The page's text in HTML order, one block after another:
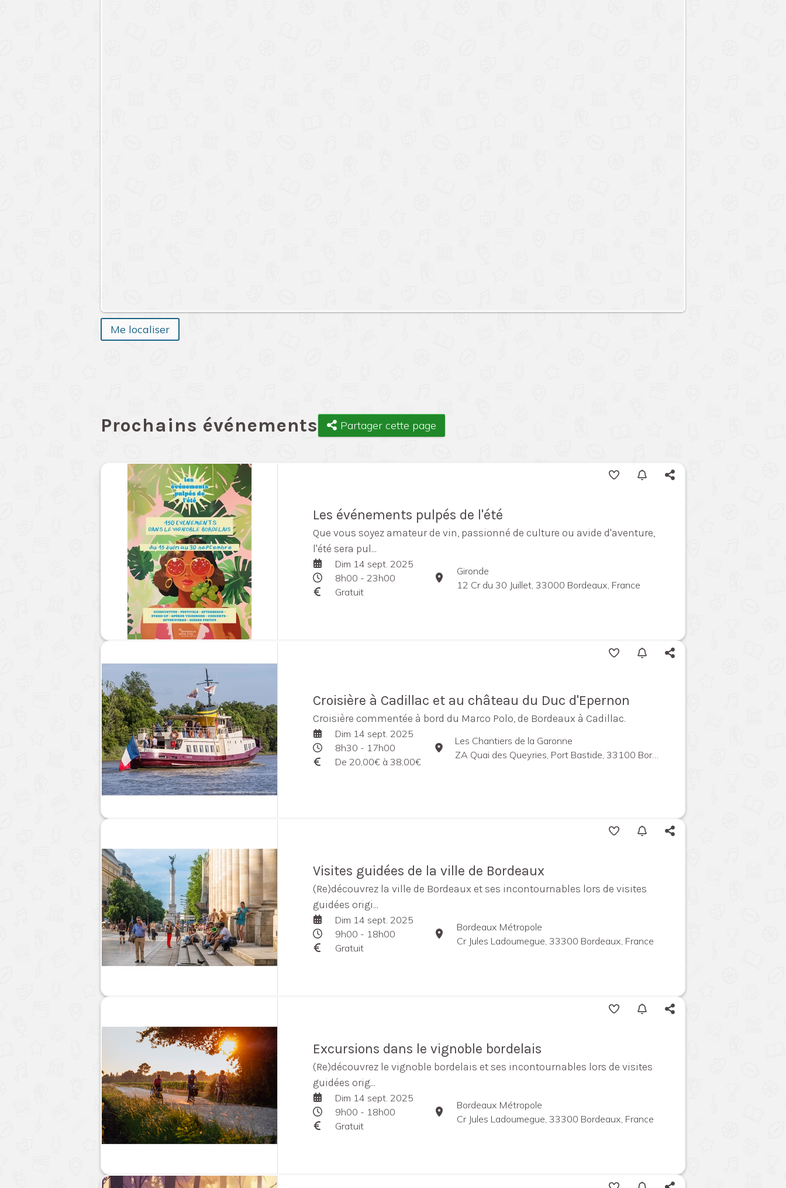
Me localiser
Prochains événements Partager cette page
Les événements pulpés de l'été
Que vous soyez amateur de vin, passionné de culture ou avide d'aventure,
l'été sera pul...
Dim 14 sept. 2025
8h00 - 23h00
Gratuit
Gironde
12 Cr du 30 Juillet, 33000 Bordeaux, France
Croisière à Cadillac et au château du Duc d'Epernon
Croisière commentée à bord du Marco Polo, de Bordeaux à Cadillac.
Dim 14 sept. 2025
8h30 - 17h00
De 20,00€ à 38,00€
Les Chantiers de la Garonne
ZA Quai des Queyries, Port Bastide, 33100 Bordeaux, France
Visites guidées de la ville de Bordeaux
(Re)découvrez la ville de Bordeaux et ses incontournables lors de visites
guidées origi...
Dim 14 sept. 2025
9h00 - 18h00
Gratuit
Bordeaux Métropole
Cr Jules Ladoumegue, 33300 Bordeaux, France
Excursions dans le vignoble bordelais
(Re)découvrez le vignoble bordelais et ses incontournables lors de visites
guidées orig...
Dim 14 sept. 2025
9h00 - 18h00
Gratuit
Bordeaux Métropole
Cr Jules Ladoumegue, 33300 Bordeaux, France